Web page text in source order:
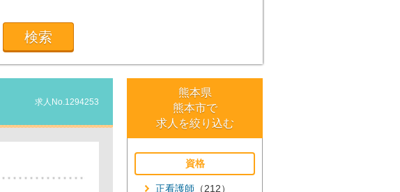
熊本県
熊本市で
求人を絞り込む
資格
正看護師 （212）
求人No.1294253